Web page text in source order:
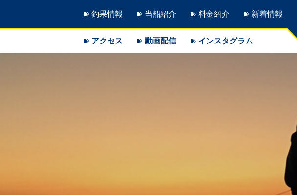
釣果情報 当船紹介 料金紹介 新着情報
アクセス 動画配信 インスタグラム